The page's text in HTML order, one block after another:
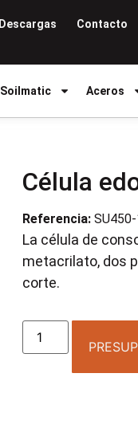
Descargas Contacto
Soilmatic Aceros
Célula
Referencia:
La célula de
metacrilato, dos
corte.